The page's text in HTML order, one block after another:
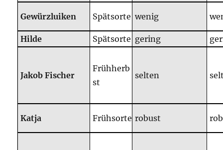
Gewürzluiken Spätsorte wenig
Hilde Spätsorte gering
Jakob Fischer
Frühherb
st
selten
Katja Frühsorte robust